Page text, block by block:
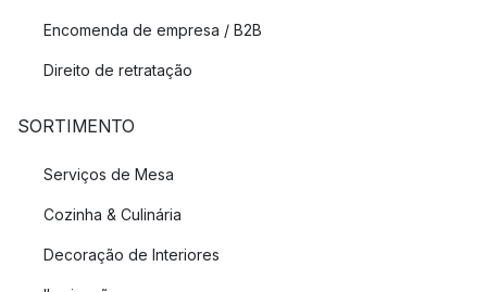
Encomenda de empresa / B2B
Direito de retratação
SORTIMENTO
Serviços de Mesa
Cozinha & Culinária
Decoração de Interiores